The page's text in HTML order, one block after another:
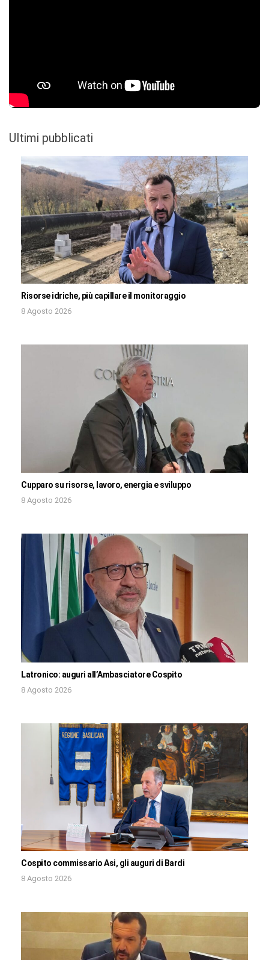
Ultimi pubblicati
Risorse idriche, più capillare il monitoraggio
8 Agosto 2026
Cupparo su risorse, lavoro, energia e sviluppo
8 Agosto 2026
Latronico: auguri all’Ambasciatore Cospito
8 Agosto 2026
Cospito commissario Asi, gli auguri di Bardi
8 Agosto 2026